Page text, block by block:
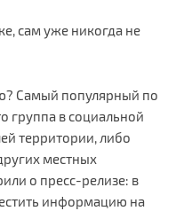
сам уже никогда не
Самый популярный по
группа в социальной
территории, либо
местных
о пресс-релизе: в
информацию на